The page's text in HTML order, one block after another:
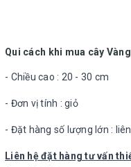
Qui cách khi mua cây
- Chiều cao : 20 - 30 cm
- Đơn vị tính : giỏ
- Đặt hàng số lượng lớn :
Liên hệ đặt hàng tư vấn